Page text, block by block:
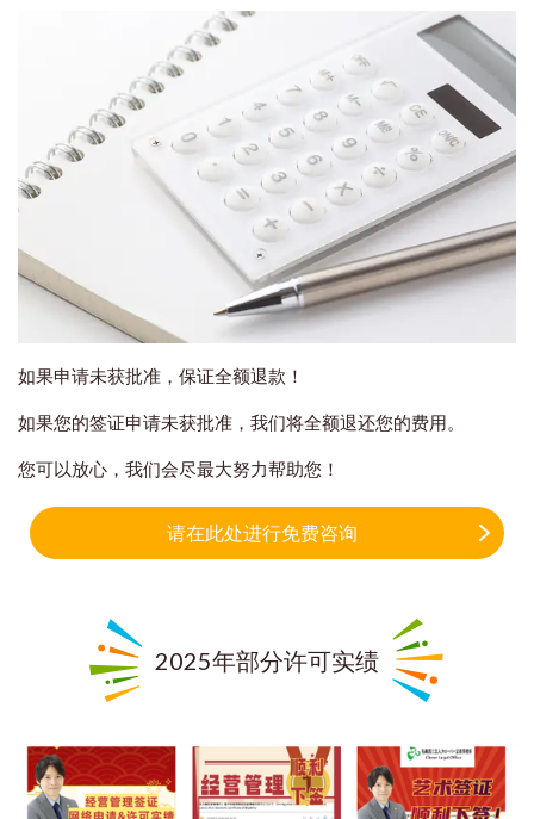
如果申请未获批准，保证全额退款！
如果您的签证申请未获批准，我们将全额退还您的费用。
您可以放心，我们会尽最大努力帮助您！
请在此处进行免费咨询
2025年部分许可实绩